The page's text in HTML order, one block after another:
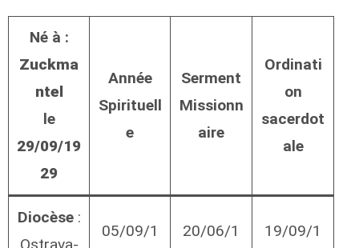
Né à :
Zuckma
ntel
le
29/09/19
29
Année
Spirituell
e
Serment
Missionn
aire
Ordinati
on
sacerdot
ale
Diocèse:
05/09/1
20/06/1
19/09/1